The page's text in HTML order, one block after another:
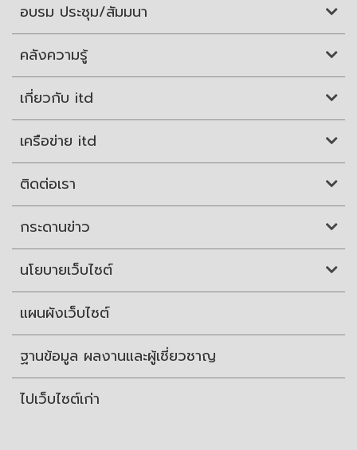
อบรม ประชุม/สัมมนา
คลังความรู้
เกี่ยวกับ itd
เครือข่าย itd
ติดต่อเรา
กระดานข่าว
นโยบายเว็บไซต์
แผนผังเว็บไซต์
ฐานข้อมูล ผลงานและผู้เชี่ยวชาญ
ไปเว็บไซต์เก่า